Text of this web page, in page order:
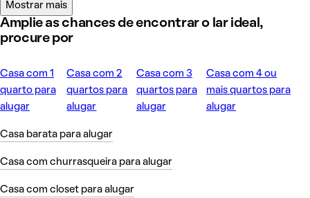
Mostrar mais
Amplie as chances de encontrar o lar ideal,
procure por
Casa com 1
quarto para
alugar
Casa com 2
quartos para
alugar
Casa com 3
quartos para
alugar
Casa com 4 ou
mais quartos para
alugar
Casa barata para alugar
Casa com churrasqueira para alugar
Casa com closet para alugar